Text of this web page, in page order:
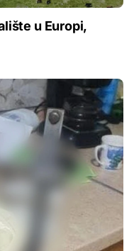
u Europi,